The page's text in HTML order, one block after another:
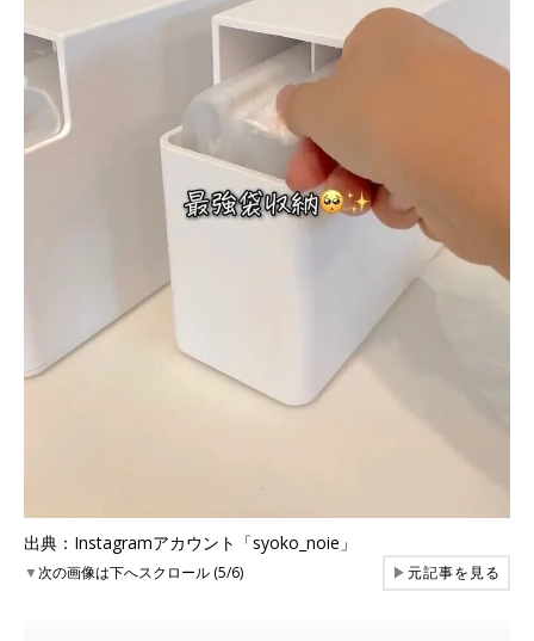
出典：Instagramアカウント「syoko_noie」
▼次の画像は下へスクロール (5/6) ▶元記事を見る